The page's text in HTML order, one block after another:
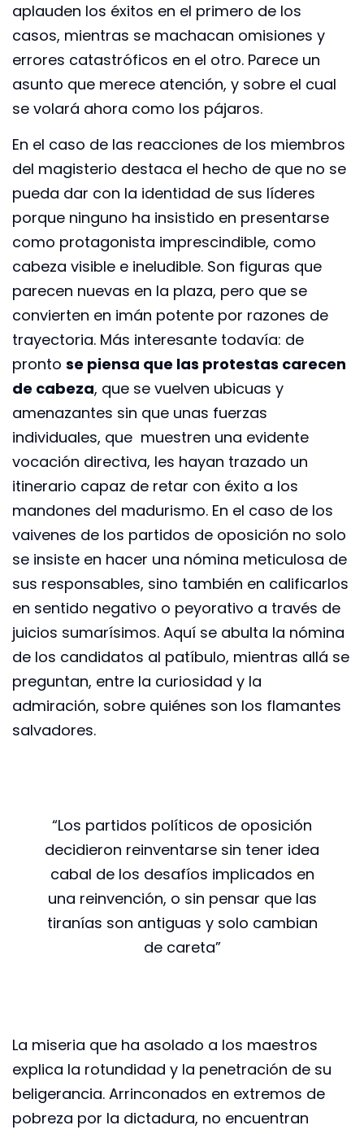
aplauden los éxitos en el primero de los
casos, mientras se machacan omisiones y
errores catastróficos en el otro. Parece un
asunto que merece atención, y sobre el cual
se volará ahora como los pájaros.
En el caso de las reacciones de los miembros
del magisterio destaca el hecho de que no se
pueda dar con la identidad de sus líderes
porque ninguno ha insistido en presentarse
como protagonista imprescindible, como
cabeza visible e ineludible. Son figuras que
parecen nuevas en la plaza, pero que se
convierten en imán potente por razones de
trayectoria. Más interesante todavía: de
pronto se piensa que las protestas carecen
de cabeza, que se vuelven ubicuas y
amenazantes sin que unas fuerzas
individuales, que muestren una evidente
vocación directiva, les hayan trazado un
itinerario capaz de retar con éxito a los
mandones del madurismo. En el caso de los
vaivenes de los partidos de oposición no solo
se insiste en hacer una nómina meticulosa de
sus responsables, sino también en calificarlos
en sentido negativo o peyorativo a través de
juicios sumarísimos. Aquí se abulta la nómina
de los candidatos al patíbulo, mientras allá se
preguntan, entre la curiosidad y la
admiración, sobre quiénes son los flamantes
salvadores.
“Los partidos políticos de oposición
decidieron reinventarse sin tener idea
cabal de los desafíos implicados en
una reinvención, o sin pensar que las
tiranías son antiguas y solo cambian
de careta”
La miseria que ha asolado a los maestros
explica la rotundidad y la penetración de su
beligerancia. Arrinconados en extremos de
pobreza por la dictadura, no encuentran